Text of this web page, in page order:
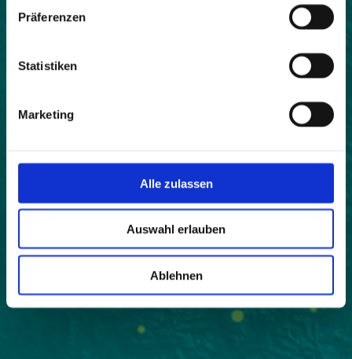
Präferenzen
Statistiken
Marketing
Alle zulassen
Auswahl erlauben
Ablehnen